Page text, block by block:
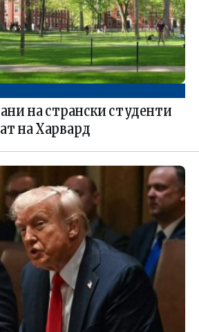
на странски студенти
на Харвард